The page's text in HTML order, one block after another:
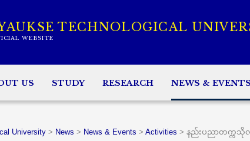
TECHNOLOGICAL
WEBSITE
US STUDY RESEARCH NEWS & EVENTS
University > News > News & Events > Activities > နည်းပညာတက္ကသို